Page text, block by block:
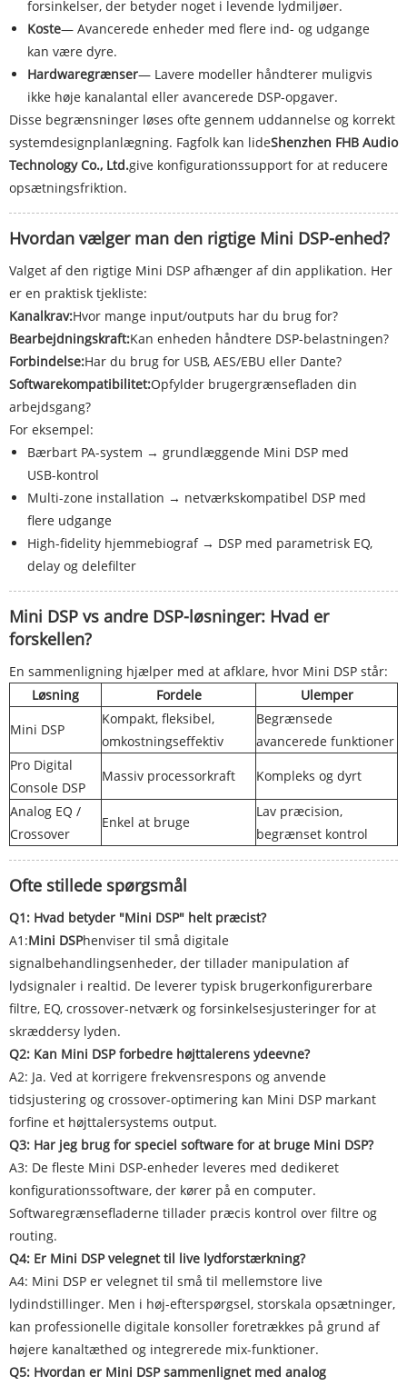
forsinkelser, der betyder noget i levende lydmiljøer.
Koste— Avancerede enheder med flere ind- og udgange
kan være dyre.
Hardwaregrænser— Lavere modeller håndterer muligvis
ikke høje kanalantal eller avancerede DSP-opgaver.
Disse begrænsninger løses ofte gennem uddannelse og korrekt
systemdesignplanlægning. Fagfolk kan lideShenzhen FHB Audio
Technology Co., Ltd.give konfigurationssupport for at reducere
opsætningsfriktion.
Hvordan vælger man den rigtige Mini DSP-enhed?
Valget af den rigtige Mini DSP afhænger af din applikation. Her
er en praktisk tjekliste:
Kanalkrav:Hvor mange input/outputs har du brug for?
Bearbejdningskraft:Kan enheden håndtere DSP-belastningen?
Forbindelse:Har du brug for USB, AES/EBU eller Dante?
Softwarekompatibilitet:Opfylder brugergrænsefladen din
arbejdsgang?
For eksempel:
Bærbart PA-system → grundlæggende Mini DSP med
USB-kontrol
Multi-zone installation → netværkskompatibel DSP med
flere udgange
High-fidelity hjemmebiograf → DSP med parametrisk EQ,
delay og delefilter
Mini DSP vs andre DSP-løsninger: Hvad er
forskellen?
En sammenligning hjælper med at afklare, hvor Mini DSP står:
Løsning
Fordele
Ulemper
Mini DSP
Kompakt, fleksibel,
omkostningseffektiv
Begrænsede
avancerede funktioner
Pro Digital
Console DSP
Massiv processorkraft Kompleks og dyrt
Analog EQ /
Crossover
Enkel at bruge
Lav præcision,
begrænset kontrol
Ofte stillede spørgsmål
Q1: Hvad betyder "Mini DSP" helt præcist?
A1:Mini DSPhenviser til små digitale
signalbehandlingsenheder, der tillader manipulation af
lydsignaler i realtid. De leverer typisk brugerkonfigurerbare
filtre, EQ, crossover-netværk og forsinkelsesjusteringer for at
skræddersy lyden.
Q2: Kan Mini DSP forbedre højttalerens ydeevne?
A2: Ja. Ved at korrigere frekvensrespons og anvende
tidsjustering og crossover-optimering kan Mini DSP markant
forfine et højttalersystems output.
Q3: Har jeg brug for speciel software for at bruge Mini DSP?
A3: De fleste Mini DSP-enheder leveres med dedikeret
konfigurationssoftware, der kører på en computer.
Softwaregrænsefladerne tillader præcis kontrol over filtre og
routing.
Q4: Er Mini DSP velegnet til live lydforstærkning?
A4: Mini DSP er velegnet til små til mellemstore live
lydindstillinger. Men i høj-efterspørgsel, storskala opsætninger,
kan professionelle digitale konsoller foretrækkes på grund af
højere kanaltæthed og integrerede mix-funktioner.
Q5: Hvordan er Mini DSP sammenlignet med analog